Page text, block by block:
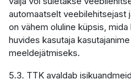
automaatselt veebilehitsejast
on vähem oluline küpsis,
huvides kasutaja
meeldejätmiseks.
5.3. TTK avaldab